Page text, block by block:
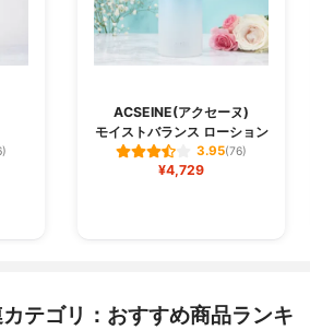
ACSEINE(アクセーヌ)
モイストバランス ローション
3.95(76)
¥4,729
テゴリ：おすすめ商品ランキ